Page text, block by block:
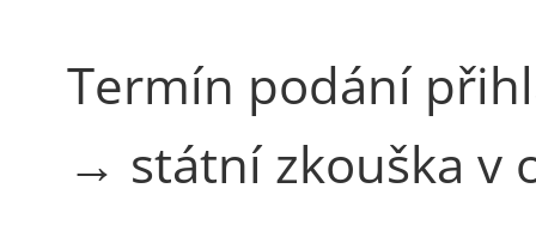
Termín podání
→ státní zkouška v